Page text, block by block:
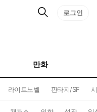
검
로그인
만화
라이트노벨 판타지/SF